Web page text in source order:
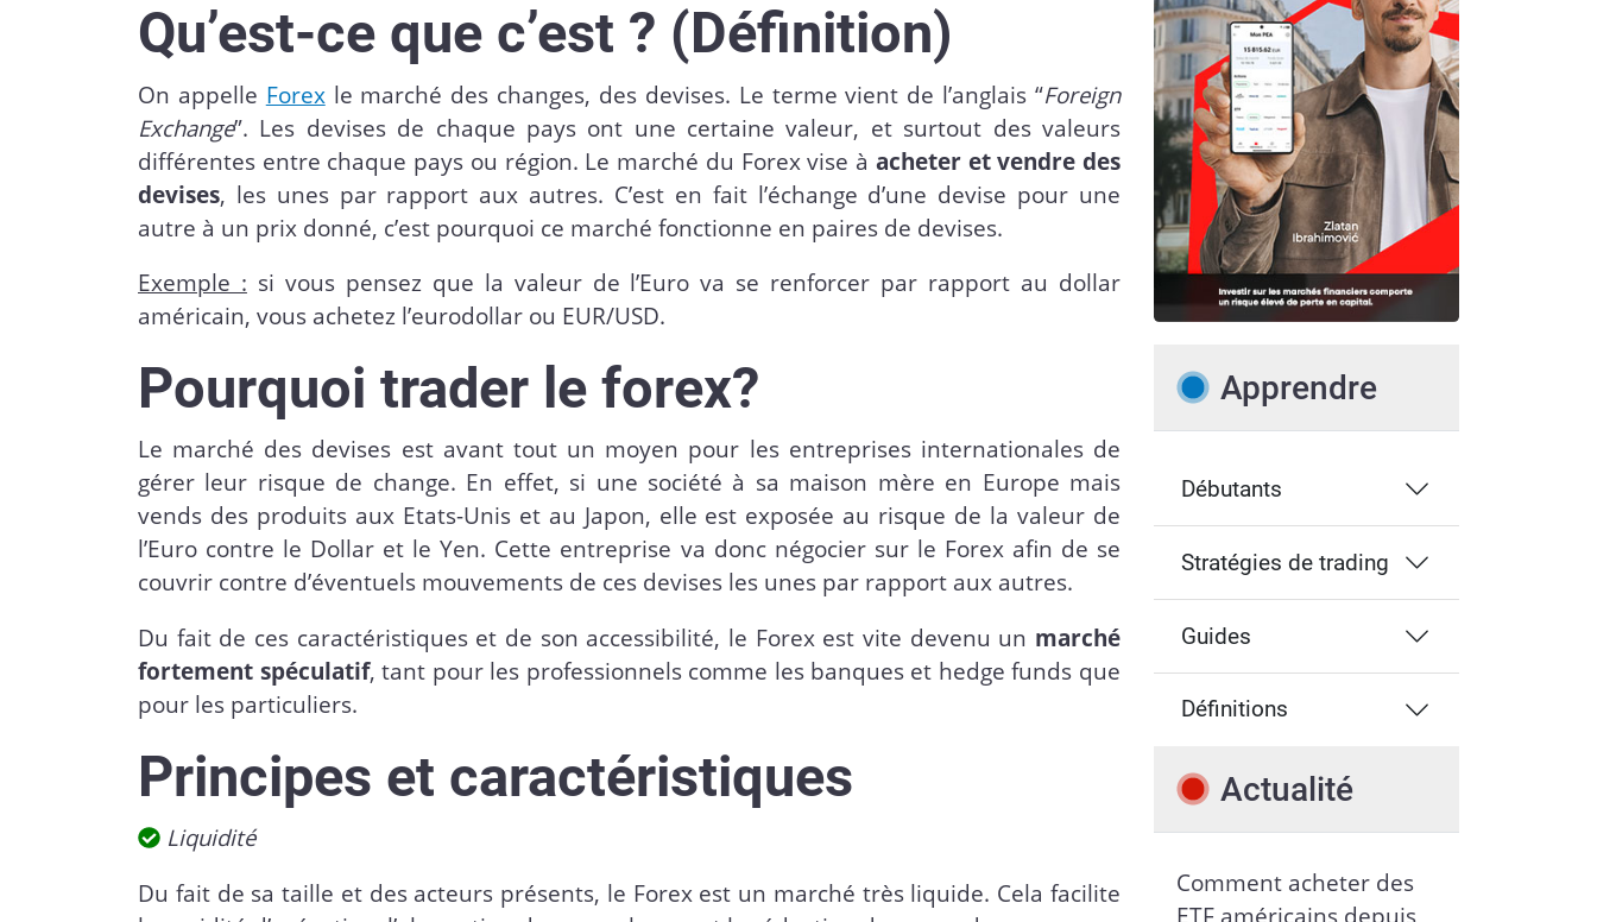
Qu’est-ce que c’est ? (Définition)
On appelle Forexle marché des changes, des devises. Le terme vient de l’anglais “Foreign
Exchange”. Les devises de chaque pays ont une certaine valeur, et surtout des valeurs
différentes entre chaque pays ou région. Le marché du Forex vise à acheter et vendre des
devises, les unes par rapport aux autres. C’est en fait l’échange d’une devise pour une
autre à un prix donné, c’est pourquoi ce marché fonctionne en paires de devises.
Exemple : si vous pensez que la valeur de l’Euro va se renforcer par rapport au dollar
américain, vous achetez l’eurodollar ou EUR/USD.
Pourquoi trader le forex?
Le marché des devises est avant tout un moyen pour les entreprises internationales de
gérer leur risque de change. En effet, si une société à sa maison mère en Europe mais
vends des produits aux Etats-Unis et au Japon, elle est exposée au risque de la valeur de
l’Euro contre le Dollar et le Yen. Cette entreprise va donc négocier sur le Forex afin de se
couvrir contre d’éventuels mouvements de ces devises les unes par rapport aux autres.
Du fait de ces caractéristiques et de son accessibilité, le Forex est vite devenu un marché
fortement spéculatif, tant pour les professionnels comme les banques et hedge funds que
pour les particuliers.
Principes et caractéristiques
Liquidité
Du fait de sa taille et des acteurs présents, le Forex est un marché très liquide. Cela facilite
Apprendre
Débutants
Stratégies de trading
Guides
Définitions
Actualité
Comment acheter des
ETF américains depuis